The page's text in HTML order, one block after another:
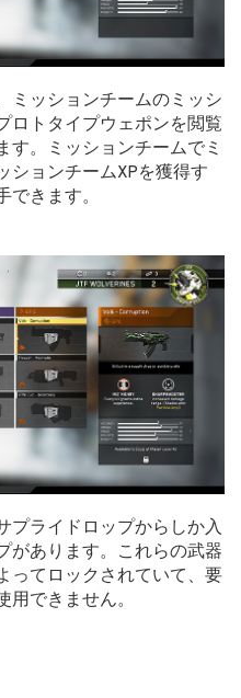
ミッションチームのミッシ
ロトタイプウェポンを閲覧
す。ミッションチームでミ
ションチームXPを獲得す
できます。
プライドロップからしか入
があります。これらの武器
ってロックされていて、要
用できません。